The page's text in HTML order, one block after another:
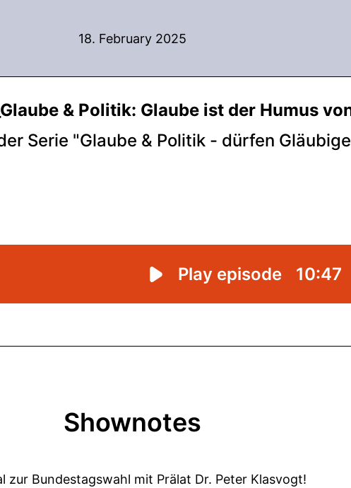
18. February 2025
Shownotes
zur Bundestagswahl mit Prälat Dr. Peter Klasvogt!